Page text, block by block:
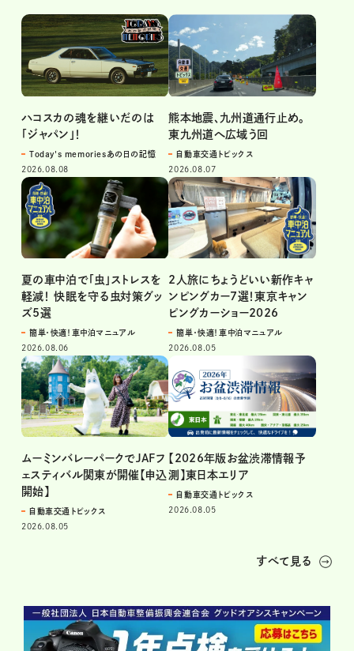
ハコスカの魂を継いだのは
「ジャパン」！
Today's memoriesあの日の記憶
2026.08.08
熊本地震、九州道通行止め。
東九州道へ広域う回
自動車交通トピックス
2026.08.07
夏の車中泊で「虫」ストレスを
軽減！ 快眠を守る虫対策グッ
ズ5選
簡単・快適！車中泊マニュアル
2026.08.06
2人旅にちょうどいい新作キャ
ンピングカー7選！東京キャン
ピングカーショー2026
簡単・快適！車中泊マニュアル
2026.08.05
ムーミンバレーパークでJAFフ
ェスティバル関東が開催【申込
開始】
自動車交通トピックス
2026.08.05
【2026年版お盆渋滞情報予
測】東日本エリア
自動車交通トピックス
2026.08.05
すべて見る